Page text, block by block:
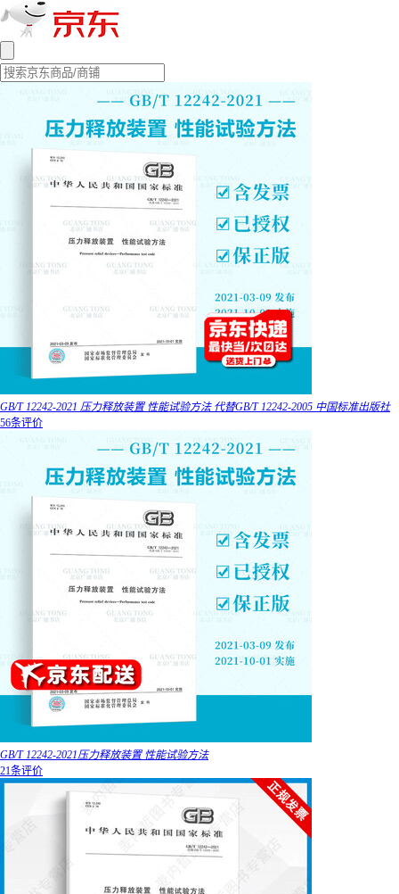
GB/T 12242-2021 压力释放装置 性能试验方法 代替GB/T 12242-2005 中国标准出版社
56条评价
GB/T 12242-2021压力释放装置 性能试验方法
21条评价